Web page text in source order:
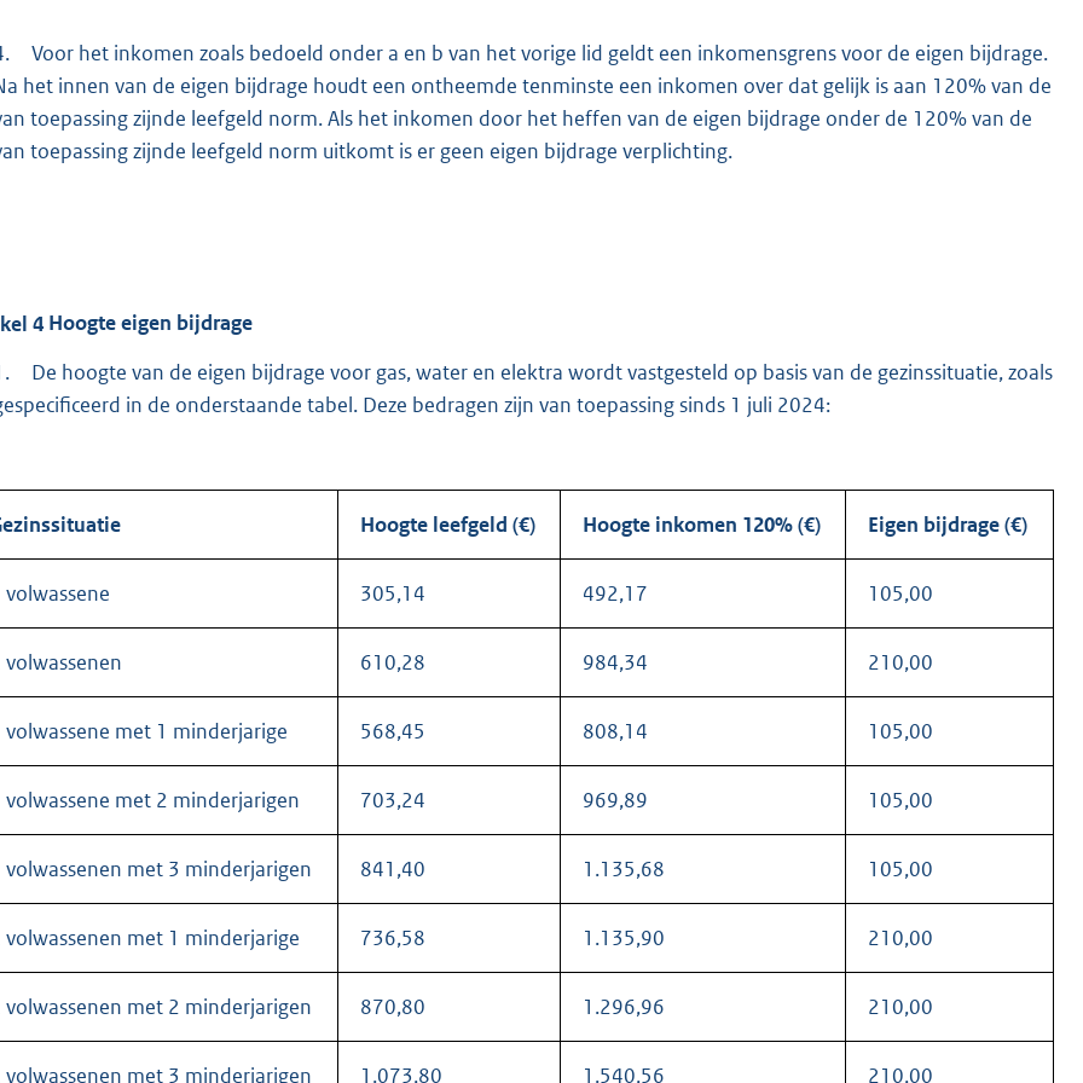
Voor het inkomen zoals bedoeld onder a en b van het vorige lid geldt een inkomensgrens voor de eigen bijdrage.
het innen van de eigen bijdrage houdt een ontheemde tenminste een inkomen over dat gelijk is aan 120% van de
toepassing zijnde leefgeld norm. Als het inkomen door het heffen van de eigen bijdrage onder de 120% van de
toepassing zijnde leefgeld norm uitkomt is er geen eigen bijdrage verplichting.
4 Hoogte eigen bijdrage
De hoogte van de eigen bijdrage voor gas, water en elektra wordt vastgesteld op basis van de gezinssituatie, zoals
in de onderstaande tabel. Deze bedragen zijn van toepassing sinds 1 juli 2024:
Hoogte leefgeld (€) Hoogte inkomen 120% (€) Eigen bijdrage (€)
volwassene 305,14 492,17 105,00
volwassenen 610,28 984,34 210,00
volwassene met 1 minderjarige 568,45 808,14 105,00
volwassene met 2 minderjarigen 703,24 969,89 105,00
volwassenen met 3 minderjarigen 841,40 1.135,68 105,00
volwassenen met 1 minderjarige 736,58 1.135,90 210,00
volwassenen met 2 minderjarigen 870,80 1.296,96 210,00
volwassenen met 3 minderjarigen 1.073,80 1.540,56 210,00